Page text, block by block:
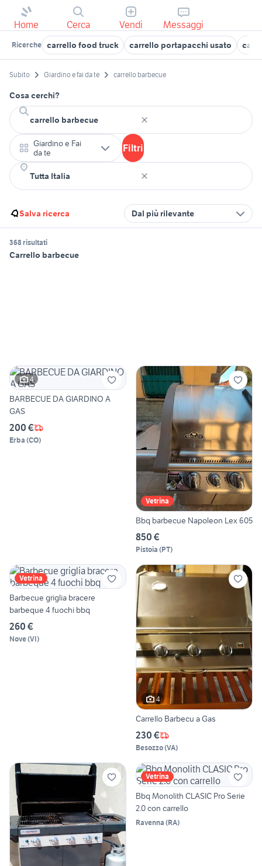
Home Cerca Vendi Messaggi
Ricerche carrello food truck carrello portapacchi usato
Subito Giardino e fai da te carrello barbecue
Cosa cerchi?
Giardino e Fai
da te
Filtri
Salva ricerca Dal più rilevante
368 risultati
Carrello barbecue
4
BARBECUE DA GIARDINO A
GAS
200 €
Erba (CO)
Vetrina
Bbq barbecue Napoleon Lex 605
850 €
Pistoia (PT)
Vetrina
Barbecue griglia bracere
barbeque 4 fuochi bbq
260 €
Nove(VI)
4
Carrello Barbecu a Gas
230 €
Besozzo(VA)
Vetrina
Bbq Monolith CLASIC Pro Serie
2.0 con carrello
Ravenna (RA)